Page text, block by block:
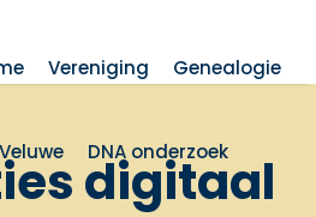
Vereniging Genealogie
DNA onderzoek
digitaal